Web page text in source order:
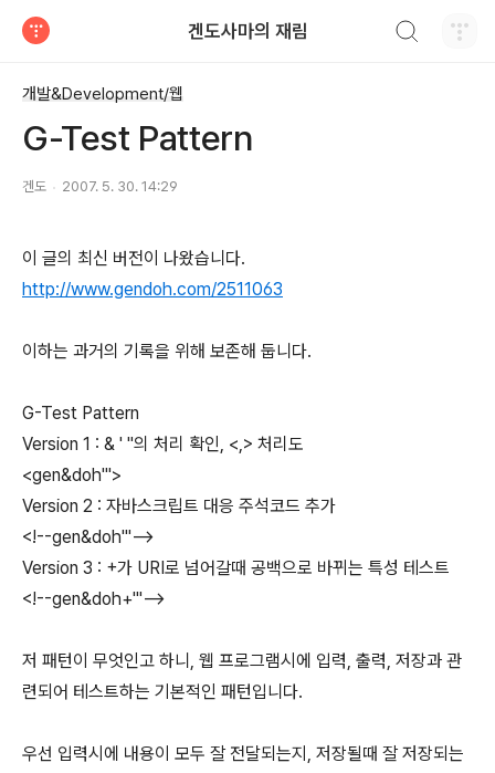
겐도사마의 재림
개발&Development/웹
G-Test Pattern
겐도 2007. 5. 30. 14:29
이 글의 최신 버전이 나왔습니다.
http://www.gendoh.com/2511063
이하는 과거의 기록을 위해 보존해 둡니다.
G-Test Pattern
Version 1 : & ' "의 처리 확인, <,> 처리도
<gen&doh'">
Version 2 : 자바스크립트 대응 주석코드 추가
<!--gen&doh'"-->
Version 3 : +가 URI로 넘어갈때 공백으로 바뀌는 특성 테스트
<!--gen&doh+'"-->
저 패턴이 무엇인고 하니, 웹 프로그램시에 입력, 출력, 저장과 관
련되어 테스트하는 기본적인 패턴입니다.
우선 입력시에 내용이 모두 잘 전달되는지, 저장될때 잘 저장되는